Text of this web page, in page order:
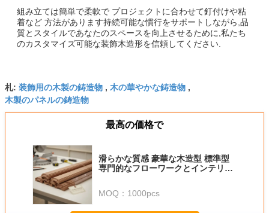
組み立ては簡単で柔軟で プロジェクトに合わせて釘付けや粘
着など 方法があります持続可能な慣行をサポートしながら,品
質とスタイルであなたのスペースを向上させるために,私たち
のカスタマイズ可能な装飾木造形を信頼してください.
札: 装飾用の木製の鋳造物 , 木の華やかな鋳造物 ,
木製のパネルの鋳造物
最高の価格で
滑らかな質感 豪華な木造型 標準型
専門的なフローワークとインテリア
MOQ： 1000pcs